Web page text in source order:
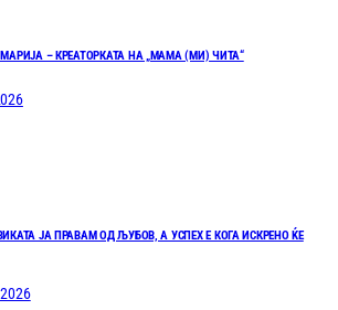
– КРЕАТОРКАТА НА „МАМА (МИ) ЧИТА“
ЈА ПРАВАМ ОД ЉУБОВ, А УСПЕХ Е КОГА ИСКРЕНО ЌЕ